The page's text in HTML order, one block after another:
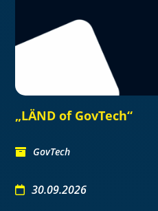
„LÄND of GovTech“
GovTech
30.09.2026